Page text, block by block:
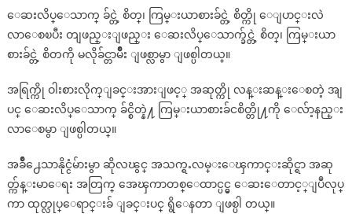
ေဆးလိပ္ေသာက္ ခ်င္တဲ့ စိတ္၊ ကြမ္းယာစားခ်င္တဲ့ စိတ္ကို ေျပာင္းလဲ
လာေစၿပီး တျဖည္းျဖည္း ေဆးလိပ္ေသာက္ခ်င္တဲ့ စိတ္၊ ကြမ္းယာ
စားခ်င္တဲ့ စိတကို မလိုခ်င္တာမ်ိဳး ျဖစ္လာမွာ ျဖစ္ပါတယ္။
အရြက္ကို ဝါးစားလိုက္ျခင္းအားျဖင့္ အဆုတ္ကို လန္းဆန္းေစတဲ့ အျ
ပင္ ေဆးလိပ္ေသာက္ ခ်င္စိတ္နဲ႔ ကြမ္းယာစားခ်ငစိတ္တို႔ကို ေလ်ာ့နည္း
လာေစမွာ ျဖစ္ပါတယ္။
အခ်ိဳ႕ေသာနိုင္ငံမ်ားမွာ ဆိုလၽွင္ အသက္ရႉလမ္းေၾကာင္းဆိုင္ရာ အဆု
တ္က်န္းမာေရး အတြက္ အေၾကာတစ္ေထာင္ပင္မွ ေဆးေတာင့္ျပဳလုပ္
ကာ ထုတ္လုပ္ေရာင္းခ် ျခင္းပင္ ရွိေနတာ ျဖစ္ပါ တယ္။